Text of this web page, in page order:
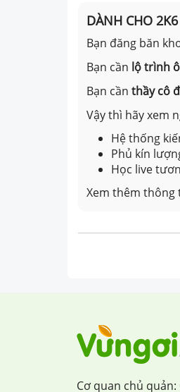
DÀNH CHO
Bạn đăng băn
Bạn cần lộ trình
Bạn cần thầy cô
Vậy thì hãy xem
Hệ thống
Phủ kín
Học live
Xem thêm thông
Cơ quan chủ